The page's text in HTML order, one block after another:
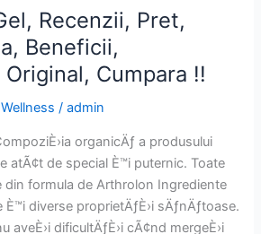
Recenzii, Pret,
Beneficii,
Cumpara !!
Wellness /admin
organicÄƒ a produsului
atÃ¢t de special È™i puternic. Toate
din formula de Arthrolon Ingrediente
diverse proprietÄƒÈ›i sÄƒnÄƒtoase.
aveÈ›i dificultÄƒÈ›i cÃ¢nd mergeÈ›i